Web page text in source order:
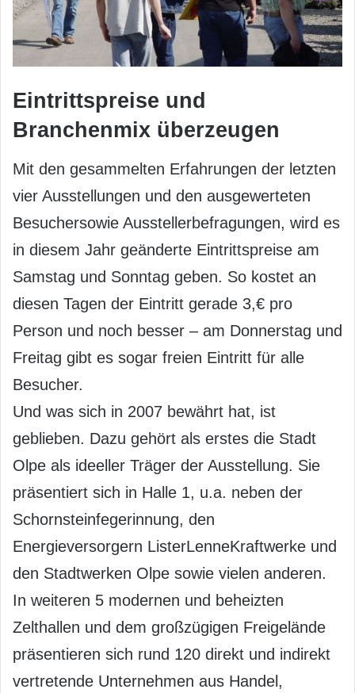
Eintrittspreise und
Branchenmix überzeugen
Mit den gesammelten Erfahrungen der letzten
vier Ausstellungen und den ausgewerteten
Besuchersowie Ausstellerbefragungen, wird es
in diesem Jahr geänderte Eintrittspreise am
Samstag und Sonntag geben. So kostet an
diesen Tagen der Eintritt gerade 3,€ pro
Person und noch besser – am Donnerstag und
Freitag gibt es sogar freien Eintritt für alle
Besucher.
Und was sich in 2007 bewährt hat, ist
geblieben. Dazu gehört als erstes die Stadt
Olpe als ideeller Träger der Ausstellung. Sie
präsentiert sich in Halle 1, u.a. neben der
Schornsteinfegerinnung, den
Energieversorgern ListerLenneKraftwerke und
den Stadtwerken Olpe sowie vielen anderen.
In weiteren 5 modernen und beheizten
Zelthallen und dem großzügigen Freigelände
präsentieren sich rund 120 direkt und indirekt
vertretende Unternehmen aus Handel,